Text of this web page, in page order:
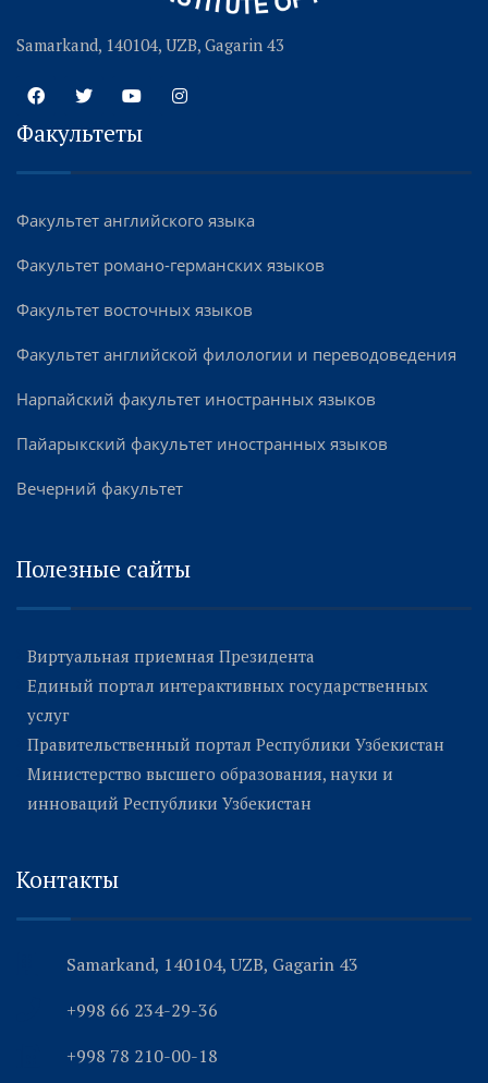
Samarkand, 140104, UZB, Gagarin 43
Факультеты
Факультет английского языка
Факультет романо-германских языков
Факультет восточных языков
Факультет английской филологии и переводоведения
Нарпайский факультет иностранных языков
Пайарыкский факультет иностранных языков
Вечерний факультет
Полезные сайты
Виртуальная приемная Президента
Единый портал интерактивных государственных
услуг
Правительственный портал Республики Узбекистан
Министерство высшего образования, науки и
инноваций Республики Узбекистан
Контакты
Samarkand, 140104, UZB, Gagarin 43
+998 66 234-29-36
+998 78 210-00-18